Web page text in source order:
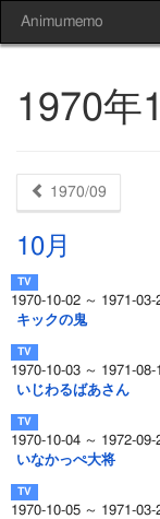
Animumemo
1970年
1970/09
10月
1970-10-02 ～ 1971-03-
キックの鬼
1970-10-03 ～ 1971-08-
いじわるばあさん
1970-10-04 ～ 1972-09-
いなかっぺ大将
1970-10-05 ～ 1971-03-